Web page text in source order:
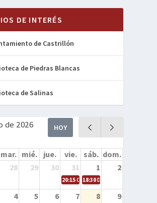
DE INTERÉS
de Castrillón
de Piedras Blancas
de Salinas
de 2026 HOY
mar. mié. jue. vie. sáb. dom.
28 29 30 31 1 2
20:15Cine en la calle – Cómo
18:30Danza – Cita en el
4 5 6 7 8 9